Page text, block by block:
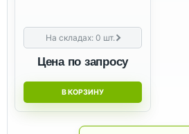
На складах:0 шт.
Цена по запросу
В КОРЗИНУ